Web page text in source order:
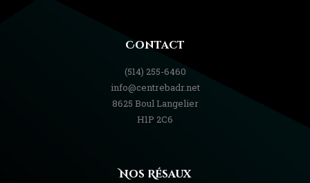
Contact
(514) 255-6460
info@centrebadr.net
8625 Boul Langelier
H1P 2C6
Nos Résaux